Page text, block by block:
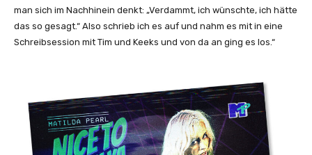
man sich im Nachhinein denkt: „Verdammt, ich wünschte, ich hätte
das so gesagt.“ Also schrieb ich es auf und nahm es mit in eine
Schreibsession mit Tim und Keeks und von da an ging es los.“